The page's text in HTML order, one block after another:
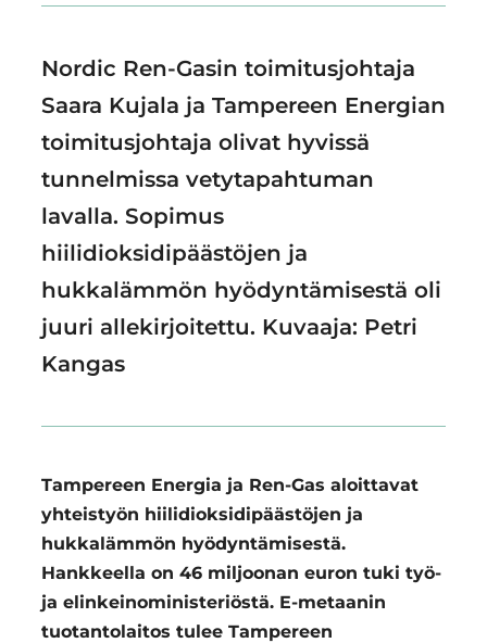
Nordic Ren-Gasin toimitusjohtaja
Saara Kujala ja Tampereen Energian
toimitusjohtaja olivat hyvissä
tunnelmissa vetytapahtuman
lavalla. Sopimus
hiilidioksidipäästöjen ja
hukkalämmön hyödyntämisestä oli
juuri allekirjoitettu. Kuvaaja: Petri
Kangas
Tampereen Energia ja Ren-Gas aloittavat
yhteistyön hiilidioksidipäästöjen ja
hukkalämmön hyödyntämisestä.
Hankkeella on 46 miljoonan euron tuki työ-
ja elinkeinoministeriöstä. E-metaanin
tuotantolaitos tulee Tampereen